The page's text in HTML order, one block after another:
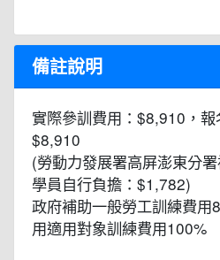
備註說明
實際參訓費用：$8,910，報
$8,910
(勞動力發展署高屏澎東分
學員自行負擔：$1,782)
政府補助一般勞工訓練費用
用適用對象訓練費用100%